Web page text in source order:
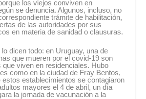
los viejos conviven en
se denuncia. Algunos, incluso, no
trámite de habilitación,
de las autoridades por sus
en materia de sanidad o clausuras.
dicen todo: en Uruguay, una de
que mueren por el covid-19 son
que viven en residenciales. Hubo
como en la ciudad de Fray Bentos,
estos establecimientos se contagiaron
mayores el 4 de abril, un día
la jornada de vacunación a la